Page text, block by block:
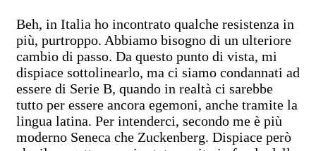
Beh, in Italia ho incontrato qualche resistenza in
più, purtroppo. Abbiamo bisogno di un ulteriore
cambio di passo. Da questo punto di vista, mi
dispiace sottolinearlo, ma ci siamo condannati ad
essere di Serie B, quando in realtà ci sarebbe
tutto per essere ancora egemoni, anche tramite la
lingua latina. Per intenderci, secondo me è più
moderno Seneca che Zuckenberg. Dispiace però